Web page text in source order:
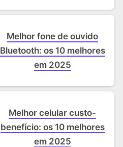
Melhor fone de ouvido
Bluetooth: os 10 melhores
em 2025
Melhor celular custo-
benefício: os 10 melhores
em 2025